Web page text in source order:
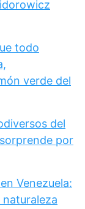
todo
verde del
del
por
Venezuela: